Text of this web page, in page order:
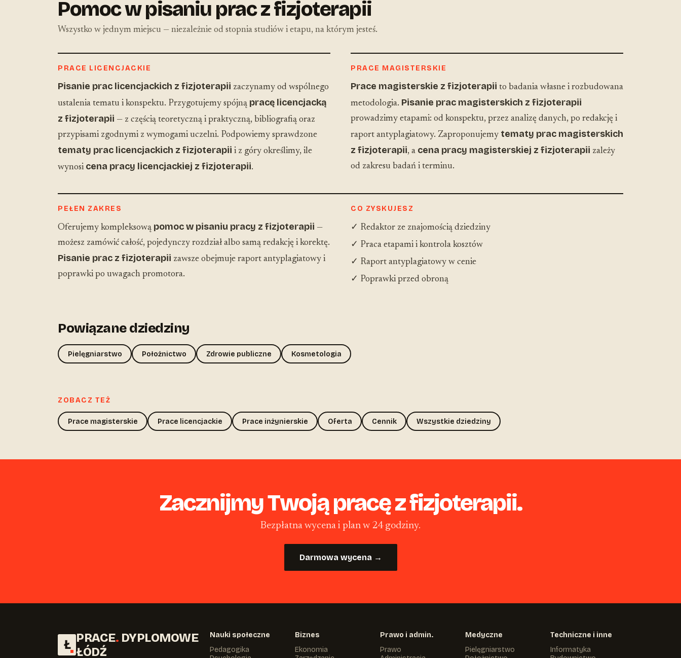
Pomoc w pisaniu prac z fizjoterapii
Wszystko w jednym miejscu — niezależnie od stopnia studiów i etapu, na którym jesteś.
PRACE LICENCJACKIE
Pisanie prac licencjackich z fizjoterapii zaczynamy od wspólnego
ustalenia tematu i konspektu. Przygotujemy spójną pracę licencjacką
z fizjoterapii — z częścią teoretyczną i praktyczną, bibliografią oraz
przypisami zgodnymi z wymogami uczelni. Podpowiemy sprawdzone
tematy prac licencjackich z fizjoterapii i z góry określimy, ile
wynosi cena pracy licencjackiej z fizjoterapii.
PRACE MAGISTERSKIE
Prace magisterskie z fizjoterapii to badania własne i rozbudowana
metodologia. Pisanie prac magisterskich z fizjoterapii
prowadzimy etapami: od konspektu, przez analizę danych, po redakcję i
raport antyplagiatowy. Zaproponujemy tematy prac magisterskich
z fizjoterapii, a cena pracy magisterskiej z fizjoterapii zależy
od zakresu badań i terminu.
PEŁEN ZAKRES
Oferujemy kompleksową pomoc w pisaniu pracy z fizjoterapii —
możesz zamówić całość, pojedynczy rozdział albo samą redakcję i korektę.
Pisanie prac z fizjoterapii zawsze obejmuje raport antyplagiatowy i
poprawki po uwagach promotora.
CO ZYSKUJESZ
✓ Redaktor ze znajomością dziedziny
✓ Praca etapami i kontrola kosztów
✓ Raport antyplagiatowy w cenie
✓ Poprawki przed obroną
Powiązane dziedziny
Pielęgniarstwo Położnictwo Zdrowie publiczne Kosmetologia
ZOBACZ TEŻ
Prace magisterskie Prace licencjackie Prace inżynierskie Oferta Cennik Wszystkie dziedziny
Zacznijmy Twoją pracę z fizjoterapii.
Bezpłatna wycena i plan w 24 godziny.
Darmowa wycena →
Ł PRACE. DYPLOMOWE
ŁÓDŹ
Nauki społeczne
Pedagogika
Biznes
Ekonomia
Prawo i admin.
Prawo
Medyczne
Pielęgniarstwo
Techniczne i inne
Informatyka